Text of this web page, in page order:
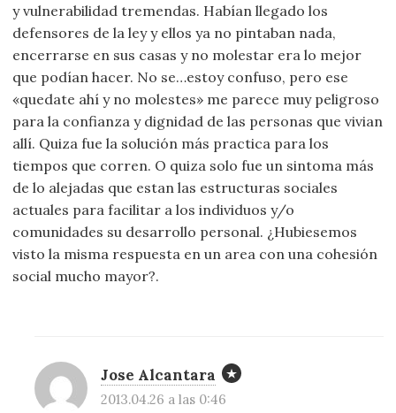
y vulnerabilidad tremendas. Habían llegado los
defensores de la ley y ellos ya no pintaban nada,
encerrarse en sus casas y no molestar era lo mejor
que podían hacer. No se…estoy confuso, pero ese
«quedate ahí y no molestes» me parece muy peligroso
para la confianza y dignidad de las personas que vivian
allí. Quiza fue la solución más practica para los
tiempos que corren. O quiza solo fue un sintoma más
de lo alejadas que estan las estructuras sociales
actuales para facilitar a los individuos y/o
comunidades su desarrollo personal. ¿Hubiesemos
visto la misma respuesta en un area con una cohesión
social mucho mayor?.
Jose Alcantara
2013.04.26 a las 0:46